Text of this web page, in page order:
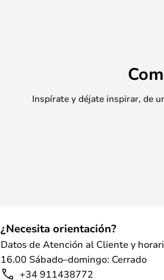
estantería o el escritorio son solo
Independientemente de la
de decoración único y decorativo
Inspírate y déjate inspirar, de
¿Necesita orientación?
Datos de Atención al Cliente y
16.00 Sábado–domingo: Cerrado
+34 911438772